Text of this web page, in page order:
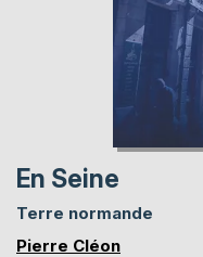
En Seine
Terre normande
Pierre Cléon